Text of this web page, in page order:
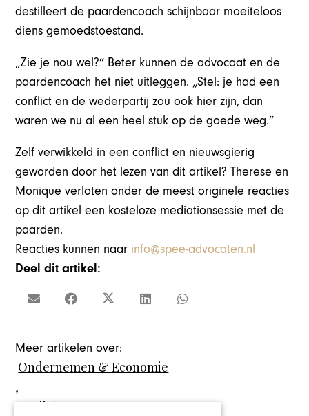
destilleert de paardencoach schijnbaar moeiteloos
diens gemoedstoestand.
„Zie je nou wel?” Beter kunnen de advocaat en de
paardencoach het niet uitleggen. „Stel: je had een
conflict en de wederpartij zou ook hier zijn, dan
waren we nu al een heel stuk op de goede weg.”
Zelf verwikkeld in een conflict en nieuwsgierig
geworden door het lezen van dit artikel? Therese en
Monique verloten onder de meest originele reacties
op dit artikel een kosteloze mediationsessie met de
paarden.
Reacties kunnen naar info@spee-advocaten.nl
Deel dit artikel:
Meer artikelen over:
Ondernemen & Economie
,
Mediator